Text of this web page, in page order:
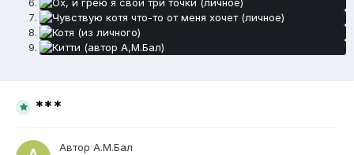
***
Автор А.М.Бал